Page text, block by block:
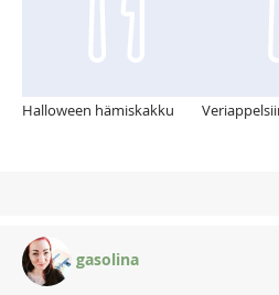
Halloween hämiskakku
gasolina